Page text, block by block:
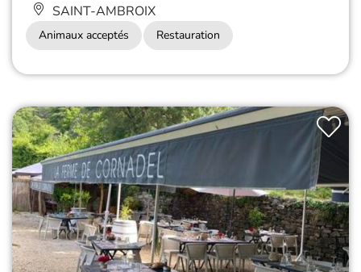
SAINT-AMBROIX
Animaux acceptés Restauration